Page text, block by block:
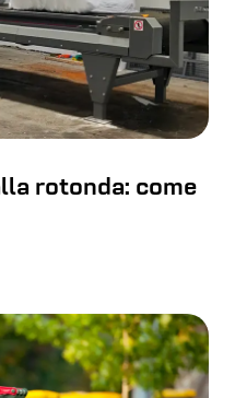
rotonda: come